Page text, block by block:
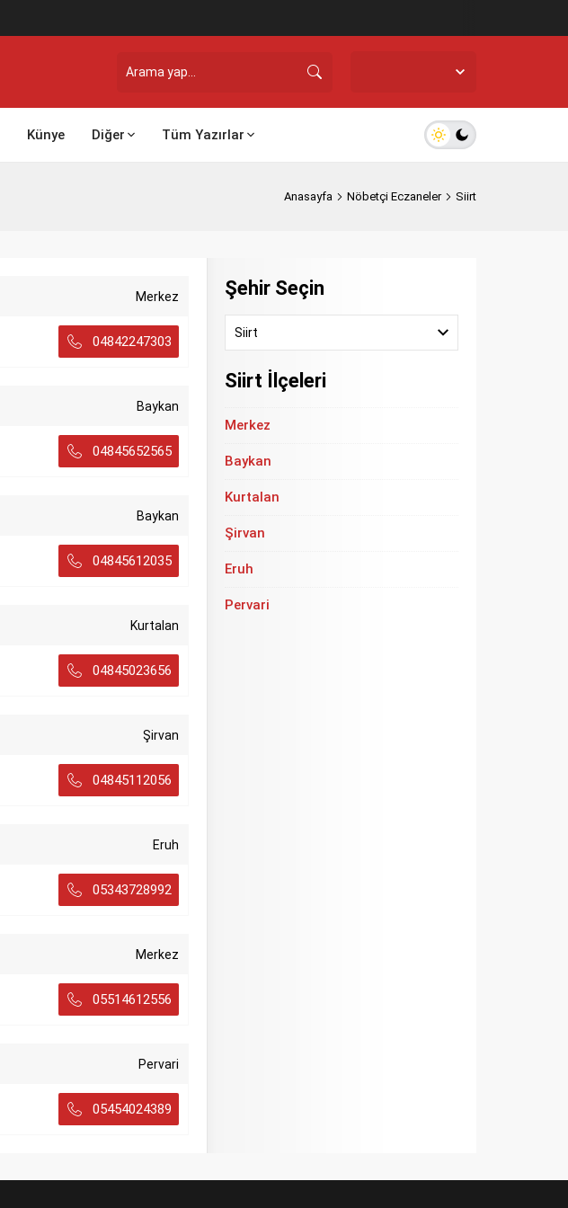
Künye Diğer Tüm Yazırlar
Anasayfa Nöbetçi Eczaneler Siirt
Merkez
04842247303
Baykan
04845652565
Baykan
04845612035
Kurtalan
04845023656
Şirvan
04845112056
Eruh
05343728992
Merkez
05514612556
Pervari
05454024389
Şehir Seçin
Siirt
Siirt İlçeleri
Merkez
Baykan
Kurtalan
Şirvan
Eruh
Pervari